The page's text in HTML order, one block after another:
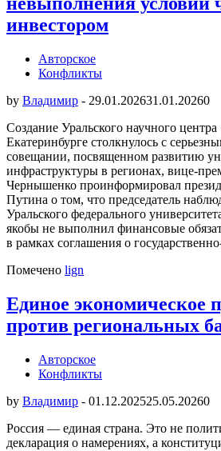
инвестором
Авторское
Конфликты
by Владимир - 29.01.202631.01.20260
Создание Уральского научного
Екатеринбурге столкнулось с
совещании, посвященном развитию
инфраструктуры в регионах, вице-
Чернышенко проинформировал
Путина о том, что председатель
Уральского федерального
якобы не выполнил финансовые
в рамках соглашения о
Помечено lign
Единое экономическое
против региональных
Авторское
Конфликты
by Владимир - 01.12.202525.05.20260
Россия — единая страна. Это не
декларация о намерениях, а